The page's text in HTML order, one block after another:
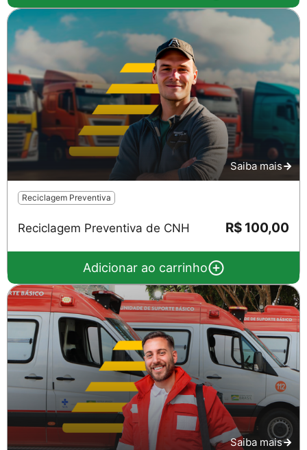
Saiba mais
Reciclagem Preventiva
Reciclagem Preventiva de CNH R$ 100,00
Adicionar ao carrinho
Saiba mais